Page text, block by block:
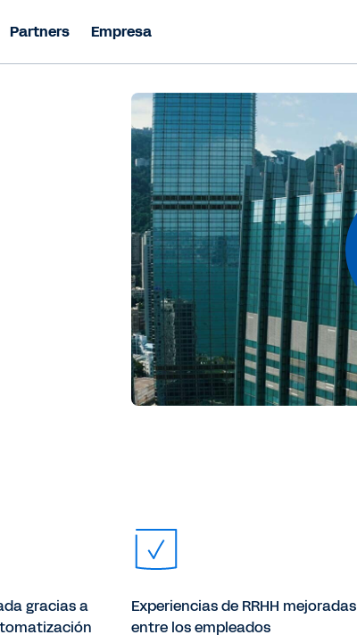
Partners Empresa
gracias a
Experiencias de RRHH mejoradas
entre los empleados